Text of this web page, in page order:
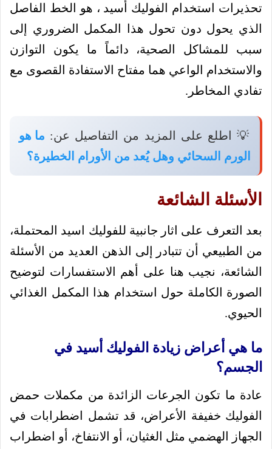
تحذيرات استخدام الفوليك أسيد ، هو الخط الفاصل
الذي يحول دون تحول هذا المكمل الضروري إلى
سبب للمشاكل الصحية، دائماً ما يكون التوازن
والاستخدام الواعي هما مفتاح الاستفادة القصوى مع
تفادي المخاطر.
💡 اطلع على المزيد من التفاصيل عن: ما هو
الورم السحائي وهل يُعد من الأورام الخطيرة؟
الأسئلة الشائعة
بعد التعرف على اثار جانبية للفوليك اسيد المحتملة،
من الطبيعي أن تتبادر إلى الذهن العديد من الأسئلة
الشائعة، نجيب هنا على أهم الاستفسارات لتوضيح
الصورة الكاملة حول استخدام هذا المكمل الغذائي
الحيوي.
ما هي أعراض زيادة الفوليك أسيد في
الجسم؟
عادة ما تكون الجرعات الزائدة من مكملات حمض
الفوليك خفيفة الأعراض، قد تشمل اضطرابات في
الجهاز الهضمي مثل الغثيان، أو الانتفاخ، أو اضطراب